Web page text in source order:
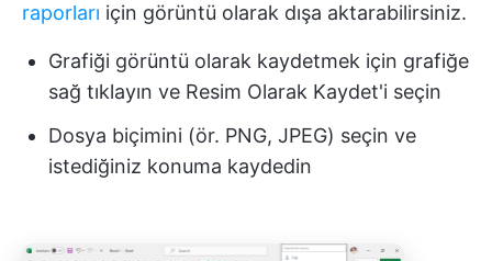
raporları için görüntü olarak dışa aktarabilirsiniz.
Grafiği görüntü olarak kaydetmek için grafiğe
sağ tıklayın ve Resim Olarak Kaydet'i seçin
Dosya biçimini (ör. PNG, JPEG) seçin ve
istediğiniz konuma kaydedin